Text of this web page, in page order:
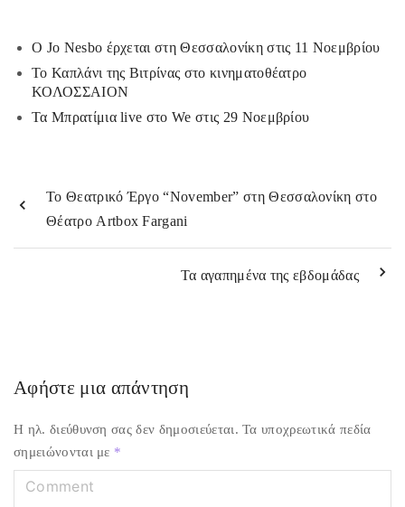
o
k
στ
εί
τε
Ο Jo Nesbo έρχεται στη Θεσσαλονίκη στις 11 Νοεμβρίου
Το Καπλάνι της Βιτρίνας στο κινηματοθέατρο
ΚΟΛΟΣΣΑΙΟΝ
Τα Μπρατίμια live στο We στις 29 Νοεμβρίου
Το Θεατρικό Έργο “November” στη Θεσσαλονίκη στο
Θέατρο Artbox Fargani
Τα αγαπημένα της εβδομάδας
Αφήστε μια απάντηση
Η ηλ. διεύθυνση σας δεν δημοσιεύεται. Τα υποχρεωτικά πεδία
σημειώνονται με *